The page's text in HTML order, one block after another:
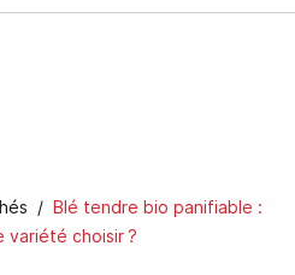
Blé tendre bio panifiable :
variété choisir ?